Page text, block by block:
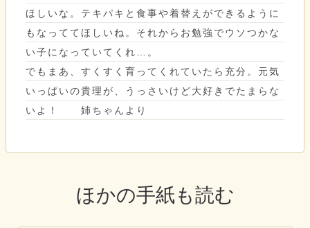
ほしいな。テキパキと食事や着替えができるように
もなっててほしいね。それからお勉強でウソつかな
い子になっていてくれ…。
でもまあ、すくすく育ってくれていたら充分。元気
いっぱいの貴理が、うっさいけど大好きでたまらな
いよ！ 姉ちゃんより
ほかの手紙も読む